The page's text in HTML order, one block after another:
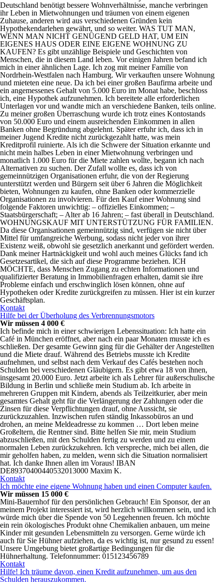
Deutschland benötigt bessere Wohnverhältnisse, manche verbringen
ihr Leben in Mietwohnungen und träumen von einem eigenen
Zuhause, anderen wird aus verschiedenen Gründen kein
Hypothekendarlehen gewährt, und so weiter. WAS TUT MAN,
WENN MAN NICHT GENÜGEND GELD HAT, UM EIN
EIGENES HAUS ODER EINE EIGENE WOHNUNG ZU
KAUFEN? Es gibt unzählige Beispiele und Geschichten von
Menschen, die in diesem Land leben. Vor einigen Jahren befand ich
mich in einer ähnlichen Lage. Ich zog mit meiner Familie von
Nordrhein-Westfalen nach Hamburg. Wir verkauften unsere Wohnung
und mieteten eine neue. Da ich bei einer großen Baufirma arbeite und
ein angemessenes Gehalt von 5.000 Euro im Monat habe, beschloss
ich, eine Hypothek aufzunehmen. Ich bereitete alle erforderlichen
Unterlagen vor und wandte mich an verschiedene Banken, teils online.
Zu meiner großen Überraschung wurde ich trotz eines Kontostands
von 50.000 Euro und einem ausreichenden Einkommen in allen
Banken ohne Begründung abgelehnt. Später erfuhr ich, dass ich in
meiner Jugend Kredite nicht zurückgezahlt hatte, was mein
Kreditprofil ruinierte. Als ich die Schwere der Situation erkannte und
nicht mein halbes Leben in einer Mietwohnung verbringen und
monatlich 1.000 Euro für die Miete zahlen wollte, begann ich nach
Alternativen zu suchen. Der Zufall wollte es, dass ich von
gemeinnützigen Organisationen erfuhr, die von der Regierung
unterstützt werden und Bürgern seit über 6 Jahren die Möglichkeit
bieten, Wohnungen zu kaufen, ohne Banken oder kommerzielle
Organisationen zu involvieren. Für den Kauf einer Wohnung sind
folgende Faktoren unwichtig: – offizielles Einkommen; –
Staatsbürgerschaft; – Alter ab 16 Jahren; – fast überall in Deutschland.
WOHNUNGSKAUF MIT UNTERSTÜTZUNG FÜR FAMILIEN.
Da diese Organisationen gemeinnützig sind, verfügen sie nicht über
Mittel für umfangreiche Werbung, sodass nicht jeder von ihrer
Existenz weiß, obwohl sie gesetzlich anerkannt und gefördert werden.
Dank meiner Hartnäckigkeit und wohl auch meines Glücks fand ich
Gesetzesartikel, die sich auf diese Programme beziehen. ICH
MÖCHTE, dass Menschen Zugang zu echten Informationen und
qualifizierter Beratung in Immobilienfragen erhalten, damit sie ihre
Probleme einfach und erschwinglich lösen können, ohne auf
Hypotheken oder Kredite zurückgreifen zu müssen. Hier ist ein kurzer
Geschäftsplan.
Kontakt
Hilfe bei der Überholung des Verbrennungsmotors
Wir müssen 4 000 €
Ich befinde mich in einer schwierigen Lebenssituation: Ich hatte ein
Café in München eröffnet, aber nach ein paar Monaten musste ich es
schließen. Der gesamte Gewinn ging für die Gehälter der Angestellten
und die Miete drauf. Während des Betriebs musste ich Kredite
aufnehmen, und selbst nach dem Verkauf des Cafés bestehen noch
Schulden bei verschiedenen Gläubigern. Es gibt etwa 18 von ihnen,
insgesamt 20.000 Euro. Jetzt arbeite ich als Lehrer für außerschulische
Bildung in Berlin und schließe mein Studium ab. Ich arbeite in
mehreren Gruppen mit Kindern, abends als Teilzeitkurier, aber mein
gesamtes Gehalt geht für die Verlängerung der Zahlungen oder die
Zinsen für diese Verpflichtungen drauf, ohne Aussicht, sie
zurückzuzahlen. Inzwischen rufen ständig Inkassobüros an und
drohen, an meine Meldeadresse zu kommen … Dort leben meine
Großeltern, die Rentner sind. Bitte helfen Sie mir, mein Studium
abzuschließen, mit den Schulden fertig zu werden und zu einem
normalen Leben zurückzukehren. Ich verspreche, mich bei allen, die
mir geholfen haben, zu melden, wenn sich die Situation normalisiert
hat. Ich danke Ihnen allen im Voraus! IBAN
DE89370400440532013000 Maxim K.
Kontakt
Ich möchte eine eigene Wohnung haben und einen Computer kaufen.
Wir müssen 15 000 €
Mini-Bauernhof für den persönlichen Gebrauch! Ein Sponsor, der an
meinem Projekt interessiert ist, wird herzlich willkommen sein, und ich
würde mich über die Spende von 50 Legehennen freuen. Ich möchte
ein rein ökologisches Produkt ohne Chemikalien anbauen, um meine
Kinder mit gesunden Lebensmitteln zu versorgen. Gerne würde ich
auch für Sie Hühner aufziehen, da es wichtig ist, nur gesund zu essen!
Unsere Umgebung bietet großartige Bedingungen für die
Hühnerhaltung. Telefonnummer: 015123456789
Kontakt
Hilfe! Ich träume davon, einen Kredit aufzunehmen, um aus den
Schulden herauszukommen.